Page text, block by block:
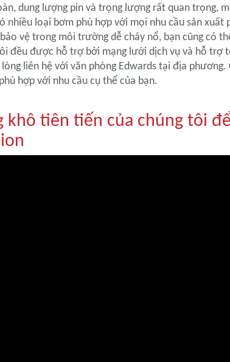
dung lượng pin và trọng lượng rất quan trọng,
loại bơm phù hợp với mọi nhu cầu sản xuất
vệ trong môi trường dễ cháy nổ, bạn cũng có
đều được hỗ trợ bởi mạng lưới dịch vụ và hỗ trợ
liên hệ với văn phòng Edwards tại địa phương.
hợp với nhu cầu cụ thể của bạn.
khô tiên tiến của chúng tôi